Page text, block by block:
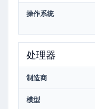
操作系统
处理器
制造商
模型